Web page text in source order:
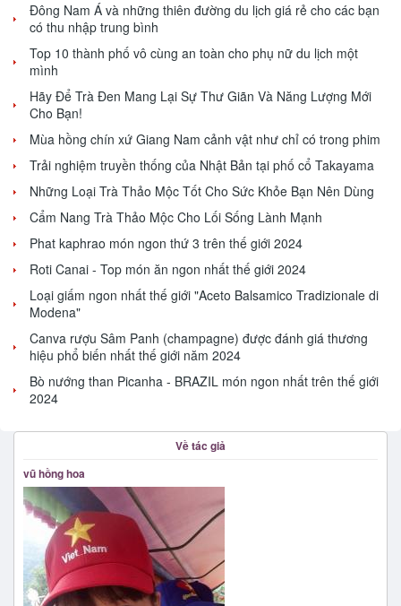
Đông Nam Á và những thiên đường du lịch giá rẻ cho các bạn
có thu nhập trung bình
Top 10 thành phố vô cùng an toàn cho phụ nữ du lịch một
mình
Hãy Để Trà Đen Mang Lại Sự Thư Giãn Và Năng Lượng Mới
Cho Bạn!
Mùa hồng chín xứ Giang Nam cảnh vật như chỉ có trong phim
Trải nghiệm truyền thống của Nhật Bản tại phố cổ Takayama
Những Loại Trà Thảo Mộc Tốt Cho Sức Khỏe Bạn Nên Dùng
Cẩm Nang Trà Thảo Mộc Cho Lối Sống Lành Mạnh
Phat kaphrao món ngon thứ 3 trên thế giới 2024
Roti Canai - Top món ăn ngon nhất thế giới 2024
Loại giấm ngon nhất thế giới "Aceto Balsamico Tradizionale di
Modena"
Canva rượu Sâm Panh (champagne) được đánh giá thương
hiệu phổ biến nhất thế giới năm 2024
Bò nướng than Picanha - BRAZIL món ngon nhất trên thế giới
2024
Về tác giả
vũ hồng hoa